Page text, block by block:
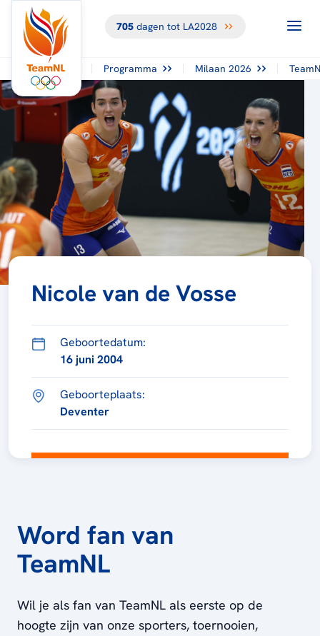
705dagen tot LA2028
Programma Milaan 2026
Nicole van de Vosse
Geboortedatum:
16 juni 2004
Geboorteplaats:
Deventer
Word fan van
TeamNL
Wil je als fan van TeamNL als eerste op de
hoogte zijn van onze sporters, toernooien,